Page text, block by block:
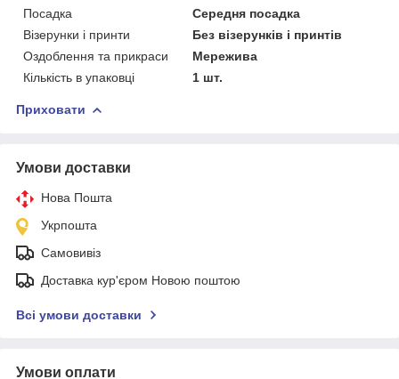
Посадка
Середня посадка
Візерунки і принти
Без візерунків і принтів
Оздоблення та прикраси
Мережива
Кількість в упаковці
1 шт.
Приховати
Умови доставки
Нова Пошта
Укрпошта
Самовивіз
Доставка кур'єром Новою поштою
Всі умови доставки
Умови оплати